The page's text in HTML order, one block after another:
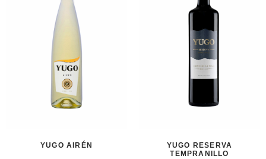
YUGO AIRÉN
YUGO RESERVA
TEMPRANILLO